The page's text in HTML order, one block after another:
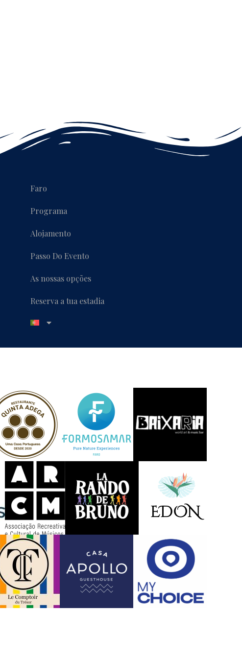
Faro
Programa
Alojamento
Passo Do Evento
As nossas opções
Reserva a tua estadia